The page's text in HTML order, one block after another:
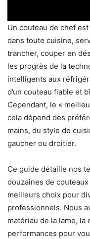
Un couteau de chef
dans toute cuisine,
trancher, couper en
les progrès de la
intelligents aux
d’un couteau fiable et
Cependant, le «
cela dépend des
mains, du style de
gaucher ou droitier.
Ce guide détaille nos
douzaines de
meilleurs choix pour
professionnels. Nous
matériau de la lame,
performances pour